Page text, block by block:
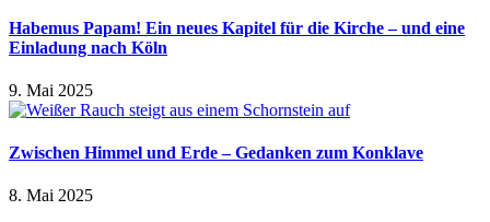
Habemus Papam! Ein neues Kapitel für die Kirche – und eine
Einladung nach Köln
9. Mai 2025
Zwischen Himmel und Erde – Gedanken zum Konklave
8. Mai 2025